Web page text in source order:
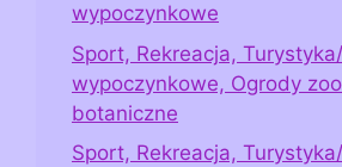
wypoczynkowe
Sport, Rekreacja,
wypoczynkowe, Ogrody
botaniczne
Sport, Rekreacja,